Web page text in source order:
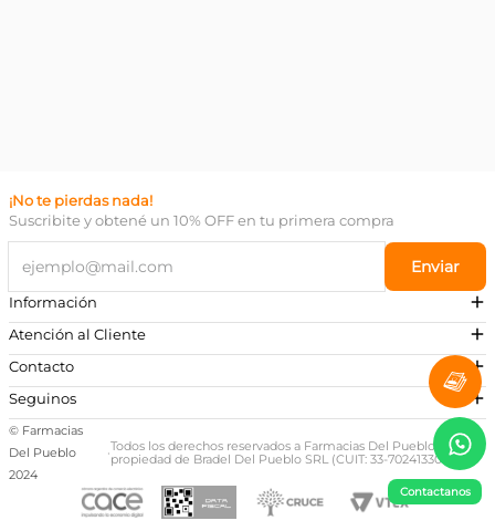
Contactanos
¡No te pierdas nada!
Suscribite y obtené un 10% OFF en tu primera compra
Enviar
Información
Atención al Cliente
Contacto
¿Necesitás ayuda?
Preguntas Frecuentes
Escribinos a nuestro Whatsapp
+54 381 581-0674
Seguinos
© Farmacias
Del Pueblo
2024
·Todos los derechos reservados a Farmacias Del Pueblo,
propiedad de Bradel Del Pueblo SRL (CUIT: 33-70241330-9)